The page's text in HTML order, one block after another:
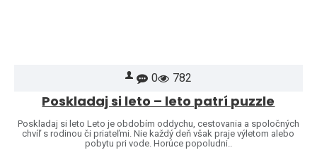
0 782
Poskladaj si leto – leto patrí puzzle
Poskladaj si leto Leto je obdobím oddychu, cestovania a spoločných
chvíľ s rodinou či priateľmi. Nie každý deň však praje výletom alebo
pobytu pri vode. Horúce popoludni..